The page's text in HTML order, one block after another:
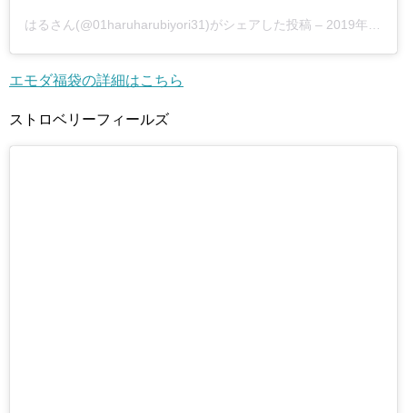
はるさん(@01haruharubiyori31)がシェアした投稿 – 2019年 1月月2日午前7時29分PST
エモダ福袋の詳細はこちら
ストロベリーフィールズ